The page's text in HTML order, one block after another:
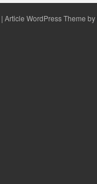
| Article WordPress Theme by